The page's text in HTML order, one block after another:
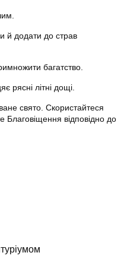
й додати до страв
багатство.
рясні літні дощі.
свято. Скористайтеся
Благовіщення відповідно до